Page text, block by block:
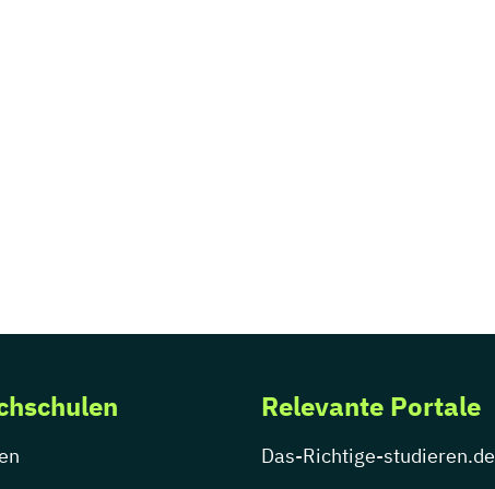
Relevante Portale
Das-Richtige-studieren.de